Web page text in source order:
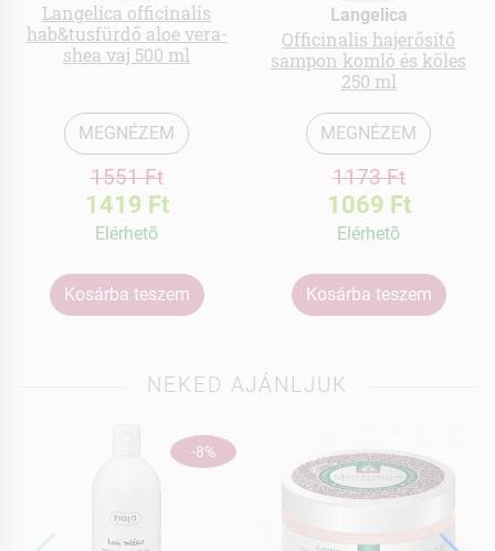
Langelica officinalis
hab&tusfürdő aloe vera-
shea vaj 500 ml
MEGNÉZEM
1551 Ft
1419 Ft
Elérhetõ
Kosárba teszem
Langelica
Officinalis hajerősítő
sampon komló és köles
250 ml
MEGNÉZEM
1173 Ft
1069 Ft
Elérhetõ
Kosárba teszem
NEKED AJÁNLJUK
-8%